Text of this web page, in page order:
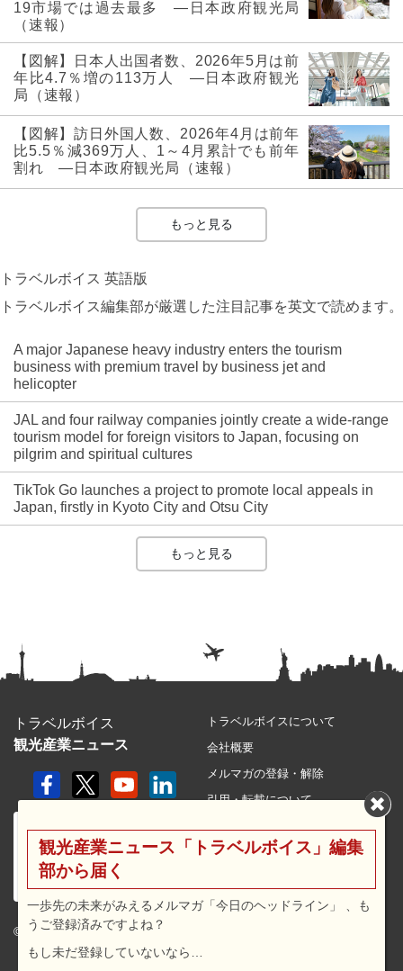
19市場では過去最多 ―日本政府観光局
（速報）
【図解】日本人出国者数、2026年5月は前
年比4.7％増の113万人 ―日本政府観光
局（速報）
【図解】訪日外国人数、2026年4月は前年
比5.5％減369万人、1～4月累計でも前年
割れ ―日本政府観光局（速報）
もっと見る
トラベルボイス 英語版
トラベルボイス編集部が厳選した注目記事を英文で読めます。
A major Japanese heavy industry enters the tourism
business with premium travel by business jet and
helicopter
JAL and four railway companies jointly create a wide-range
tourism model for foreign visitors to Japan, focusing on
pilgrim and spiritual cultures
TikTok Go launches a project to promote local appeals in
Japan, firstly in Kyoto City and Otsu City
もっと見る
トラベルボイス
観光産業ニュース
© 2026 travel voice.
トラベルボイスについて
会社概要
メルマガの登録・解除
引用・転載について
利用規約
広告メニュー・料金
観光産業ニュース「トラベルボイス」編集
部から届く
一歩先の未来がみえるメルマガ「今日のヘッドライン」 、も
うご登録済みですよね？
もし未だ登録していないなら…